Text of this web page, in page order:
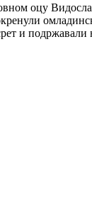
оцу
и